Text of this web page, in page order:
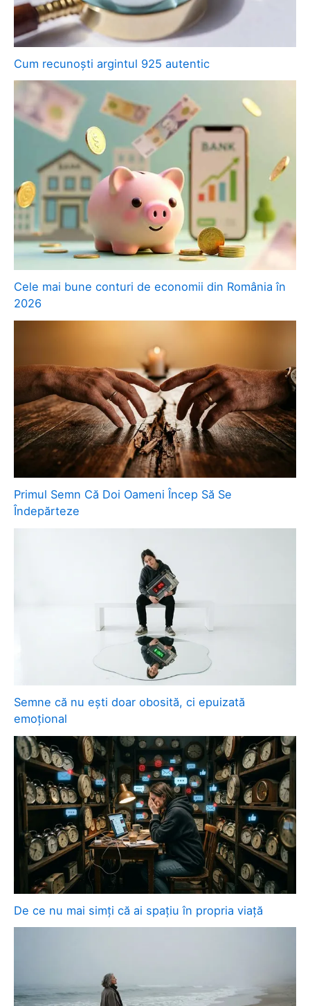
Cum recunoști argintul 925 autentic
Cele mai bune conturi de economii din România în
2026
Primul Semn Că Doi Oameni Încep Să Se
Îndepărteze
Semne că nu ești doar obosită, ci epuizată
emoțional
De ce nu mai simți că ai spațiu în propria viață